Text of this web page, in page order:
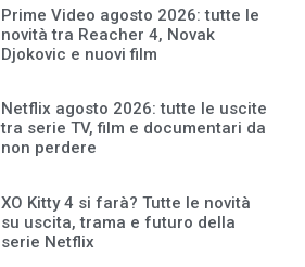
Prime Video agosto 2026: tutte le
novità tra Reacher 4, Novak
Djokovic e nuovi film
Netflix agosto 2026: tutte le uscite
tra serie TV, film e documentari da
non perdere
XO Kitty 4 si farà? Tutte le novità
su uscita, trama e futuro della
serie Netflix